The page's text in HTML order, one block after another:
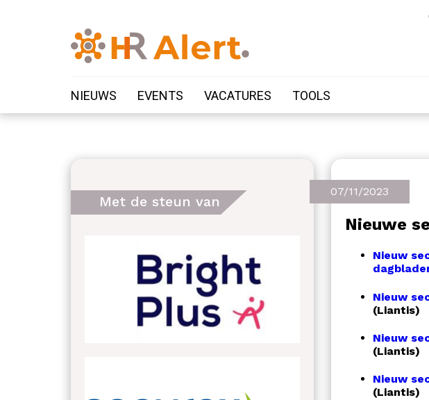
NIEUWS EVENTS VACATURES TOOLS
Met de steun van
07/11/2023
Nieuwe
Nieuw
Nieuw
(Liantis)
Nieuw
(Liantis)
Nieuw
(Liantis)